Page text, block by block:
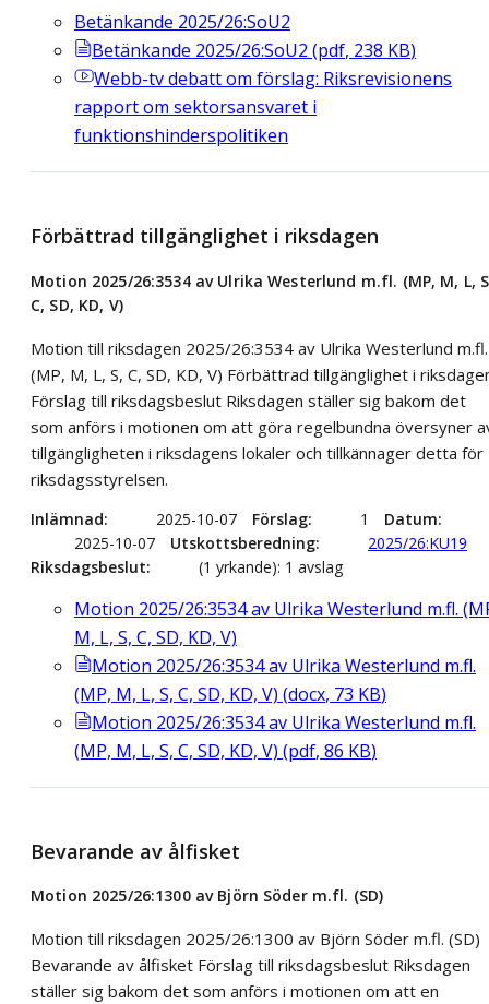
Betänkande 2025/26:SoU2
Betänkande 2025/26:SoU2 (pdf, 238 KB)
Webb-tvdebatt om förslag: Riksrevisionens
rapport om sektorsansvaret i
funktionshinderspolitiken
Förbättrad tillgänglighet i riksdagen
Motion 2025/26:3534 av Ulrika Westerlund m.fl. (MP, M, L,
C, SD, KD, V)
Motion till riksdagen 2025/26:3534 av Ulrika Westerlund m.fl.
(MP, M, L, S, C, SD, KD, V) Förbättrad tillgänglighet i
Förslag till riksdagsbeslut Riksdagen ställer sig bakom det
som anförs i motionen om att göra regelbundna översyner
tillgängligheten i riksdagens lokaler och tillkännager detta för
riksdagsstyrelsen.
Inlämnad 2025-10-07 Förslag 1
Datum
2025-10-07
Utskottsberedning
2025/26:KU19
Riksdagsbeslut
(1 yrkande): 1 avslag
Motion 2025/26:3534 av Ulrika Westerlund m.fl.
M, L, S, C, SD, KD, V)
Motion 2025/26:3534 av Ulrika Westerlund m.fl.
(MP, M, L, S, C, SD, KD, V) (docx, 73 KB)
Motion 2025/26:3534 av Ulrika Westerlund m.fl.
(MP, M, L, S, C, SD, KD, V) (pdf, 86 KB)
Bevarande av ålfisket
Motion 2025/26:1300 av Björn Söder m.fl. (SD)
Motion till riksdagen 2025/26:1300 av Björn Söder m.fl. (SD)
Bevarande av ålfisket Förslag till riksdagsbeslut Riksdagen
ställer sig bakom det som anförs i motionen om att en